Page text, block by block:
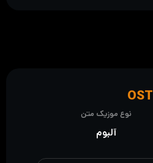
نوع موزیک متن
آلبوم
OST